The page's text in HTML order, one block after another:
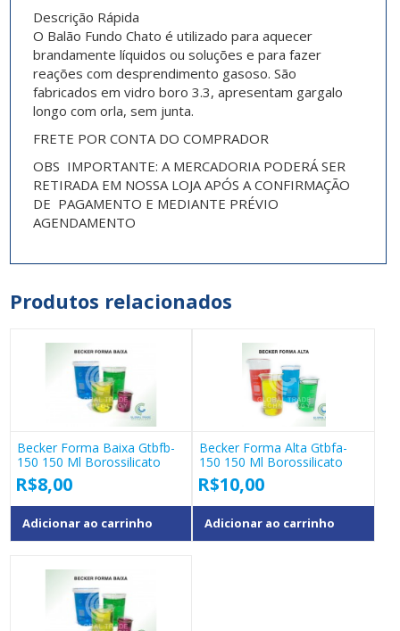
Descrição Rápida
O Balão Fundo Chato é utilizado para aquecer
brandamente líquidos ou soluções e para fazer
reações com desprendimento gasoso. São
fabricados em vidro boro 3.3, apresentam gargalo
longo com orla, sem junta.
FRETE POR CONTA DO COMPRADOR
OBS IMPORTANTE: A MERCADORIA PODERÁ SER
RETIRADA EM NOSSA LOJA APÓS A CONFIRMAÇÃO
DE PAGAMENTO E MEDIANTE PRÉVIO
AGENDAMENTO
Produtos relacionados
Becker Forma Baixa Gtbfb-
150 150 Ml Borossilicato
R$8,00
Adicionar ao carrinho
Becker Forma Alta Gtbfa-
150 150 Ml Borossilicato
R$10,00
Adicionar ao carrinho